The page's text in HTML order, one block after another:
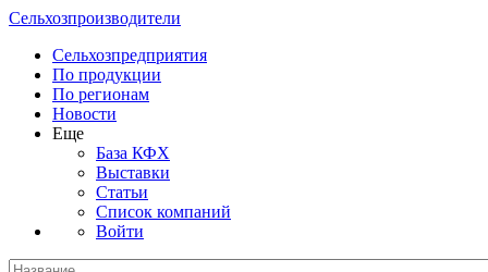
Сельхозпроизводители
Сельхозпредприятия
По продукции
По регионам
Новости
Еще
База КФХ
Выставки
Статьи
Список компаний
Войти